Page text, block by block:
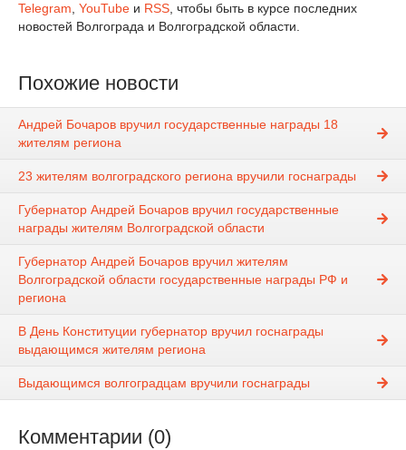
Telegram YouTube и RSS , чтобы быть в курсе последних
новостей Волгограда и Волгоградской области.
Похожие новости
Андрей Бочаров вручил государственные награды 18
жителям региона
23 жителям волгоградского региона вручили госнаграды
Губернатор Андрей Бочаров вручил государственные
награды жителям Волгоградской области
Губернатор Андрей Бочаров вручил жителям
Волгоградской области государственные награды РФ и
региона
В День Конституции губернатор вручил госнаграды
выдающимся жителям региона
Выдающимся волгоградцам вручили госнаграды
Комментарии (0)